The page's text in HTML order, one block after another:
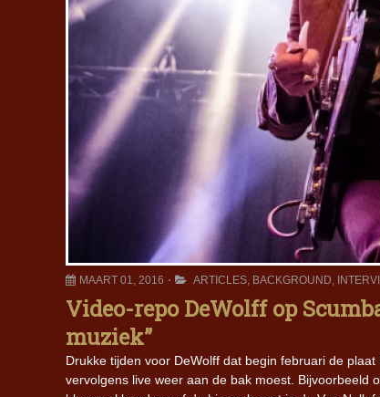
MAART 01, 2016 ARTICLES BACKGROUND
Video-repo DeWolff op
muziek”
Drukke tijden voor DeWolff dat begin februari de
vervolgens live weer aan de bak moest. Bijvoorbeeld